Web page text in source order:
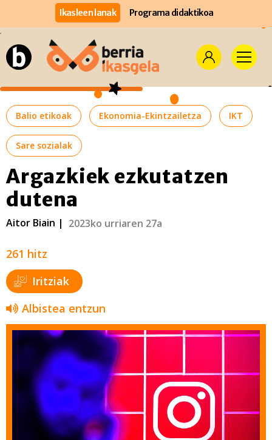
Ikasleen lanak Programa didaktikoa
Balio etikoak Ekonomia-Ekintzailetza IKT
Sare sozialak
Argazkiek ezkutatzen
dutena
Aitor Biain | 2023ko urriaren 27a
261 hitz
Iritziak
Albistea entzun